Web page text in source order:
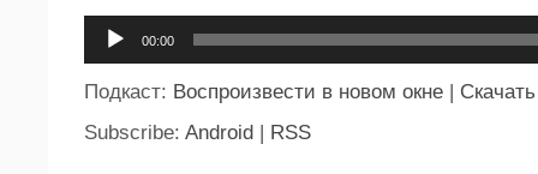
00:00
Подкаст: Воспроизвести в новом окне
Скачать
Subscribe: Android RSS